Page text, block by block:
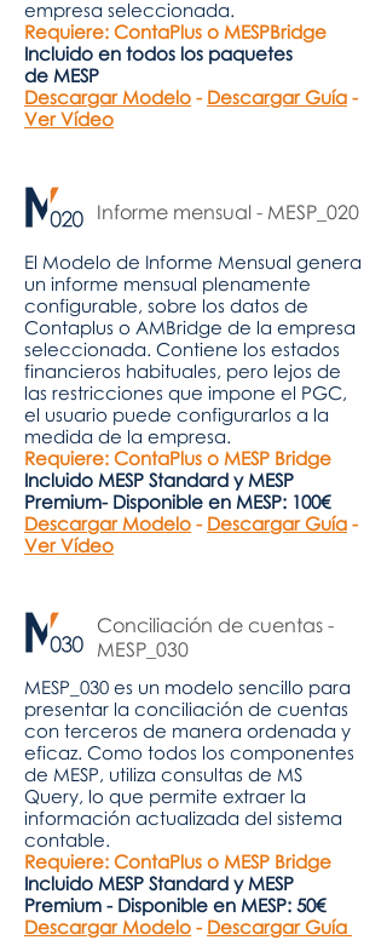
empresa seleccionada.
Requiere: ContaPlus o MESPBridge
Incluido en todos los paquetes
de MESP
Descargar Modelo - Descargar Guía -
Ver Vídeo
Informe mensual - MESP_020
El Modelo de Informe Mensual genera
un informe mensual plenamente
configurable, sobre los datos de
Contaplus o AMBridge de la empresa
seleccionada. Contiene los estados
financieros habituales, pero lejos de
las restricciones que impone el PGC,
el usuario puede configurarlos a la
medida de la empresa.
Requiere: ContaPlus o MESP Bridge
Incluido MESP Standard y MESP
Premium- Disponible en MESP: 100€
Descargar Modelo - Descargar Guía -
Ver Vídeo
Conciliación de cuentas -
MESP_030
MESP_030 es un modelo sencillo para
presentar la conciliación de cuentas
con terceros de manera ordenada y
eficaz. Como todos los componentes
de MESP, utiliza consultas de MS
Query, lo que permite extraer la
información actualizada del sistema
contable.
Requiere: ContaPlus o MESP Bridge
Incluido MESP Standard y MESP
Premium - Disponible en MESP: 50€
Descargar Modelo - Descargar Guía